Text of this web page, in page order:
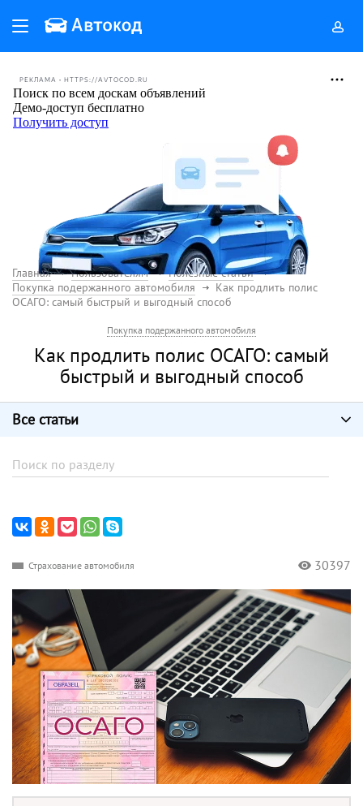
РЕКЛАМА • HTTPS://AVTOCOD.RU
Главная Пользователям
Полезные статьи
Покупка подержанного автомобиля
Как продлить полис
ОСАГО: самый быстрый и выгодный способ
Покупка подержанного автомобиля
Как продлить полис ОСАГО: самый
быстрый и выгодный способ
Все статьи
Страхование автомобиля 30397